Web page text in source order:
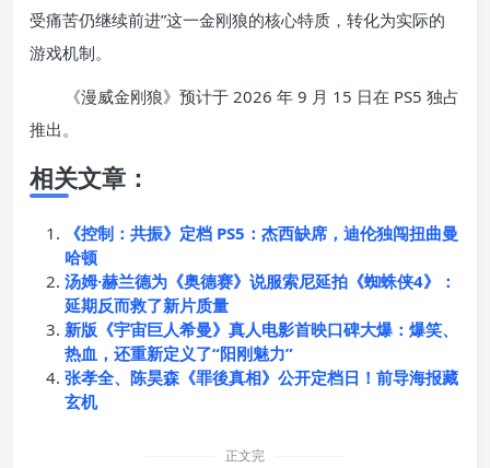
受痛苦仍继续前进”这一金刚狼的核心特质，转化为实际的
游戏机制。
《漫威金刚狼》预计于 2026 年 9 月 15 日在 PS5 独占
推出。
相关文章：
《控制：共振》定档 PS5：杰西缺席，迪伦独闯扭曲曼
哈顿
汤姆·赫兰德为《奥德赛》说服索尼延拍《蜘蛛侠4》：
延期反而救了新片质量
新版《宇宙巨人希曼》真人电影首映口碑大爆：爆笑、
热血，还重新定义了“阳刚魅力”
张孝全、陈昊森《罪後真相》公开定档日！前导海报藏
玄机
正文完